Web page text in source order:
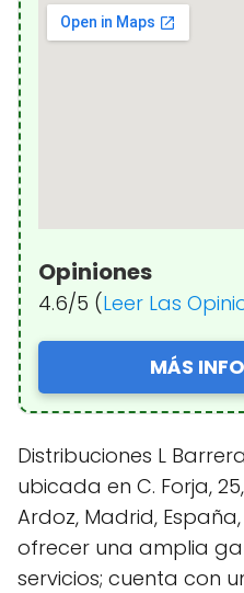
Opiniones
4.6/5 (Leer Las
MÁS
Distribuciones L
ubicada en C. Forja,
Ardoz, Madrid,
ofrecer una amplia
servicios; cuenta con